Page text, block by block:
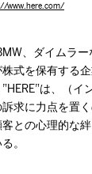
www.here.com/
、ダイムラ
式を保有する
は、（イ
求に力点を置
との心理的な
。